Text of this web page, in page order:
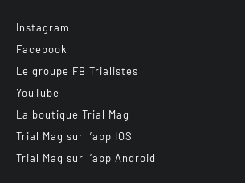
Instagram
Facebook
Le groupe FB Trialistes
YouTube
La boutique Trial Mag
Trial Mag sur l’app IOS
Trial Mag sur l’app Android